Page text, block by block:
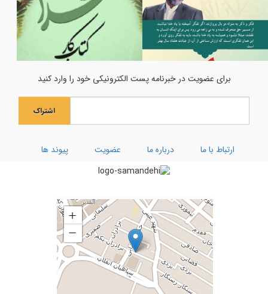
اعمال هر ماه نو و نماز اول ماه
ویژه نامه ماه رجب
اولین فراخوان هنری انسان تمام
جشن میلاد حضرت مادر سلام‌الله‌علیها
جشن بزرگ ولادت بانوی آب و آیینه
برای عضویت در خبرنامه پست الکترونیکی خود را وارد کنید
اشتراک
ارتباط با ما درباره ما عضویت پیوند ها